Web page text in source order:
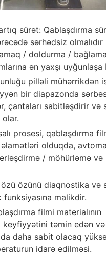
sürət: Qablaşdırma
sərhədsiz
/ doldurma /
ən yaxşı uyğunlaşa
pilləli mühərrikdən
bir diapazonda
çantaları sabitləşdirir və
prosesi, qablaşdırma
olduqda,
/ möhürləmə və
özü özünü diaqnostika və
malikdir.
filmi materialının
keyfiyyətini təmin edən
daha sabit olacaq
idarə edilməsi.